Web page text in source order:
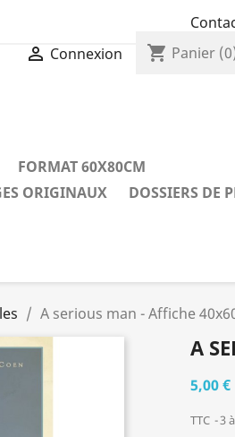
 Connexion shopping_cart Panier
FORMAT 60X80CM
ORIGINAUX
DOSSIERS DE
A serious man - Affiche
A
5,00 €
TTC 3